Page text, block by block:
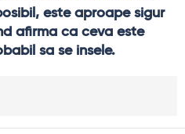
este aproape sigur
afirma ca ceva este
sa se insele.